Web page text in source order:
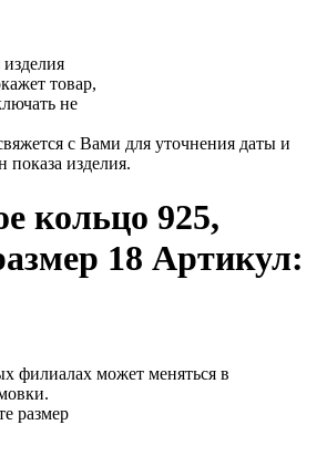
товар,
не
с Вами для уточнения даты и
показа изделия.
кольцо 925,
18 Артикул:
филиалах может меняться в
размер